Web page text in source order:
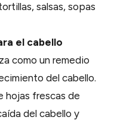
salsas, sopas
el cabello
como un remedio
del cabello.
hojas frescas de
del cabello y